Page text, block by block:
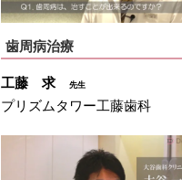
歯周病治療
工藤 求先生
プリズムタワー工藤歯科